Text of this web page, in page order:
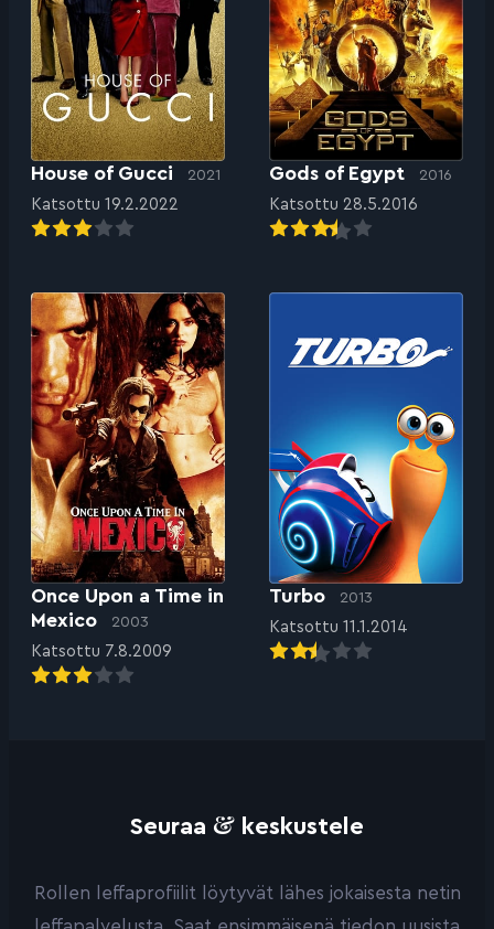
House of Gucci 2021
Katsottu 19.2.2022
Gods of Egypt 2016
Katsottu 28.5.2016
Once Upon a Time in
Mexico
2003
Katsottu 7.8.2009
Turbo 2013
Katsottu 11.1.2014
Seuraa & keskustele
Rollen leffaprofiilit löytyvät lähes jokaisesta netin